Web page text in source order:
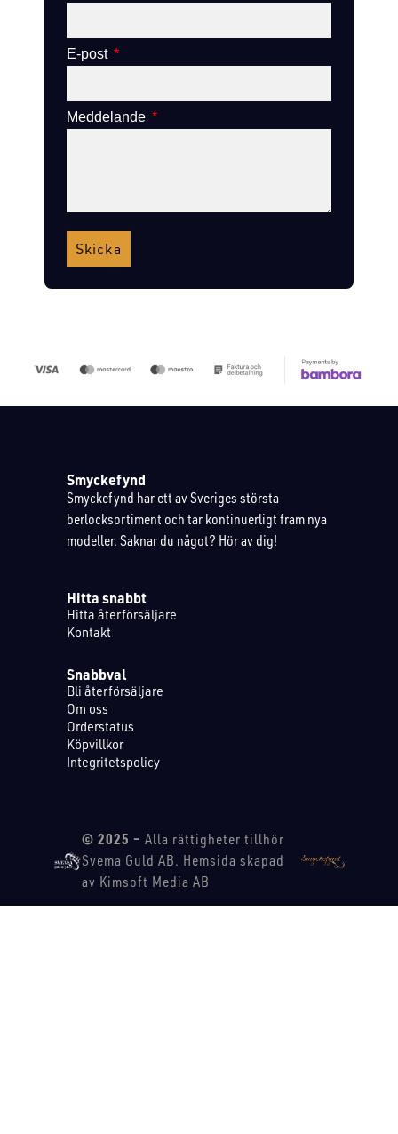
E-post
Meddelande
Skicka
Smyckefynd
Smyckefynd har ett av Sveriges största
berlocksortiment och tar kontinuerligt fram nya
modeller. Saknar du något? Hör av dig!
Hitta snabbt
Hitta återförsäljare
Kontakt
Snabbval
Bli återförsäljare
Om oss
Orderstatus
Köpvillkor
Integritetspolicy
© 2025 – Alla rättigheter tillhör
Svema Guld AB. Hemsida skapad
av Kimsoft Media AB